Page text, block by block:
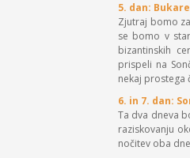
5. dan:
Zjutraj bomo
se bomo v
bizantinskih
prispeli na
nekaj prostega
6. in 7. dan:
Ta dva dneva
raziskovanju
nočitev oba